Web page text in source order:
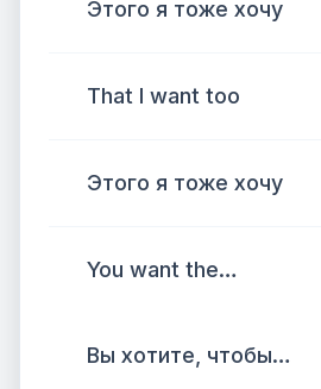
Этого я тоже хочу
That I want too
Этого я тоже хочу
You want the…
Вы хотите, чтобы…